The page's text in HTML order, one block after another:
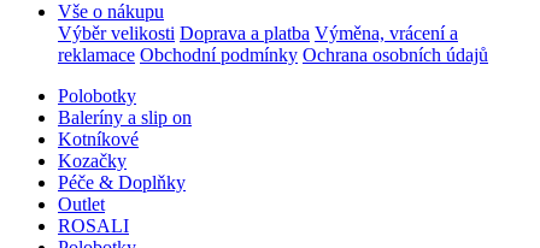
Vše o nákupu
Výběr velikosti Doprava a platba Výměna, vrácení a
reklamace Obchodní podmínky Ochrana osobních údajů
Polobotky
Baleríny a slip on
Kotníkové
Kozačky
Péče & Doplňky
Outlet
ROSALI